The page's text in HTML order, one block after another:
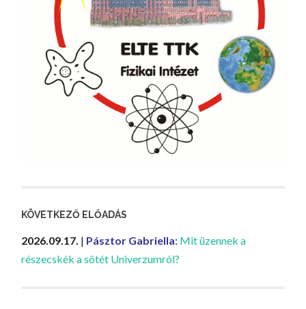
KÖVETKEZŐ ELŐADÁS
2026.09.17. | Pásztor Gabriella: Mit üzennek a
részecskék a sötét Univerzumról?